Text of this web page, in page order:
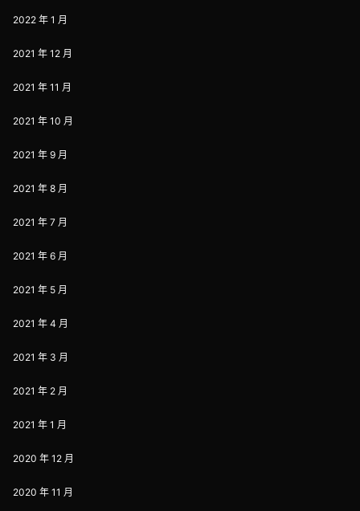
2022 年 1 月
2021 年 12 月
2021 年 11 月
2021 年 10 月
2021 年 9 月
2021 年 8 月
2021 年 7 月
2021 年 6 月
2021 年 5 月
2021 年 4 月
2021 年 3 月
2021 年 2 月
2021 年 1 月
2020 年 12 月
2020 年 11 月